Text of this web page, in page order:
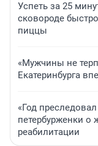
Успеть за 25
сковороде
пиццы
«Мужчины не
Екатеринбурга
«Год
петербурженки о
реабилитации